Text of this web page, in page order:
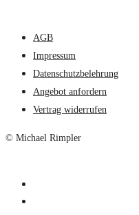
AGB
Impressum
Datenschutzbelehrung
Angebot anfordern
Vertrag widerrufen
© Michael Rimpler